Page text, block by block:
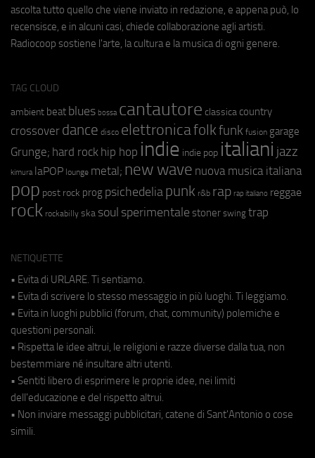
ascolta tutto quello che viene inviato in redazione, e appena può, lo
recensisce, e in alcuni casi, chiede collaborazione agli artisti.
Radiocoop sostiene l'arte, la cultura e la musica di ogni genere.
TAG CLOUD
ambient beat blues bossa cantautore classica country
crossover dance disco elettronicafolkfunk fusion garage
Grunge; hard rock hip hop indie indie pop italiani jazz
kimura laPOP lounge metal; new wave nuova musica italiana
pop post rock prog psichedeliapunk r&b rap rap italiano reggae
rock rockabilly ska soul sperimentale stoner swing trap
NETIQUETTE
• Evita di URLARE. Ti sentiamo.
• Evita di scrivere lo stesso messaggio in più luoghi. Ti leggiamo.
• Evita in luoghi pubblici (forum, chat, community) polemiche e
questioni personali.
• Rispetta le idee altrui, le religioni e razze diverse dalla tua, non
bestemmiare né insultare altri utenti.
• Sentiti libero di esprimere le proprie idee, nei limiti
dell'educazione e del rispetto altrui.
• Non inviare messaggi pubblicitari, catene di Sant'Antonio o cose
simili.